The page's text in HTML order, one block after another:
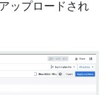
ップロードされ